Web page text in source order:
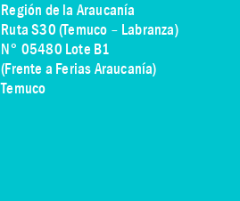
Región de la Araucanía
Ruta S30 (Temuco – Labranza)
N° 05480 Lote B1
(Frente a Ferias Araucanía)
Temuco